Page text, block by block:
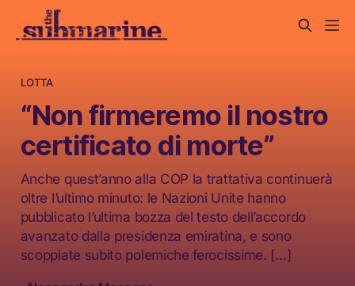
LOTTA
“Non firmeremo il nostro
certificato di morte”
Anche quest’anno alla COP la trattativa continuerà
oltre l’ultimo minuto: le Nazioni Unite hanno
pubblicato l’ultima bozza del testo dell’accordo
avanzato dalla presidenza emiratina, e sono
scoppiate subito polemiche ferocissime. […]